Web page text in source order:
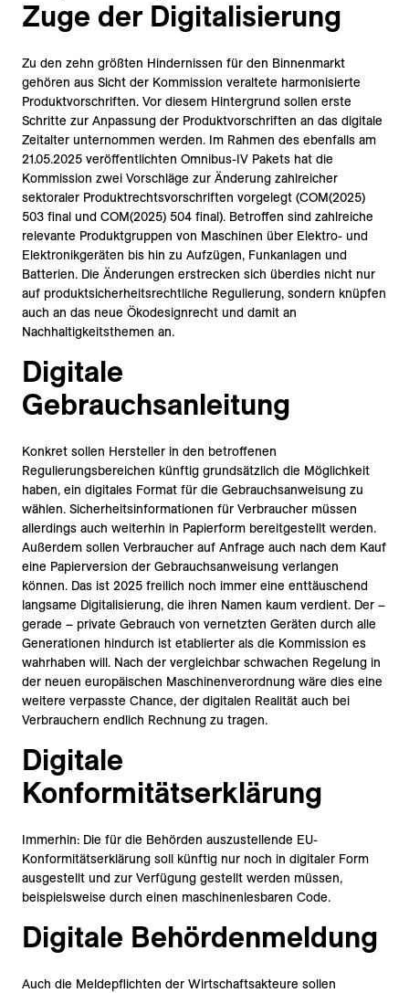
Zuge der Digitalisierung
Zu den zehn größten Hindernissen für den Binnenmarkt
gehören aus Sicht der Kommission veraltete harmonisierte
Produktvorschriften. Vor diesem Hintergrund sollen erste
Schritte zur Anpassung der Produktvorschriften an das digitale
Zeitalter unternommen werden. Im Rahmen des ebenfalls am
21.05.2025 veröffentlichten Omnibus-IV Pakets hat die
Kommission zwei Vorschläge zur Änderung zahlreicher
sektoraler Produktrechtsvorschriften vorgelegt (COM(2025)
503 final und COM(2025) 504 final). Betroffen sind zahlreiche
relevante Produktgruppen von Maschinen über Elektro- und
Elektronikgeräten bis hin zu Aufzügen, Funkanlagen und
Batterien. Die Änderungen erstrecken sich überdies nicht nur
auf produktsicherheitsrechtliche Regulierung, sondern knüpfen
auch an das neue Ökodesignrecht und damit an
Nachhaltigkeitsthemen an.
Digitale
Gebrauchsanleitung
Konkret sollen Hersteller in den betroffenen
Regulierungsbereichen künftig grundsätzlich die Möglichkeit
haben, ein digitales Format für die Gebrauchsanweisung zu
wählen. Sicherheitsinformationen für Verbraucher müssen
allerdings auch weiterhin in Papierform bereitgestellt werden.
Außerdem sollen Verbraucher auf Anfrage auch nach dem Kauf
eine Papierversion der Gebrauchsanweisung verlangen
können. Das ist 2025 freilich noch immer eine enttäuschend
langsame Digitalisierung, die ihren Namen kaum verdient. Der –
gerade – private Gebrauch von vernetzten Geräten durch alle
Generationen hindurch ist etablierter als die Kommission es
wahrhaben will. Nach der vergleichbar schwachen Regelung in
der neuen europäischen Maschinenverordnung wäre dies eine
weitere verpasste Chance, der digitalen Realität auch bei
Verbrauchern endlich Rechnung zu tragen.
Digitale
Konformitätserklärung
Immerhin: Die für die Behörden auszustellende EU-
Konformitätserklärung soll künftig nur noch in digitaler Form
ausgestellt und zur Verfügung gestellt werden müssen,
beispielsweise durch einen maschinenlesbaren Code.
Digitale Behördenmeldung
Auch die Meldepflichten der Wirtschaftsakteure sollen